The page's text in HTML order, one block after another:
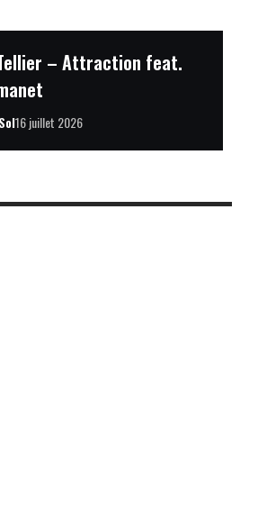
– Attraction feat.
16 juillet 2026